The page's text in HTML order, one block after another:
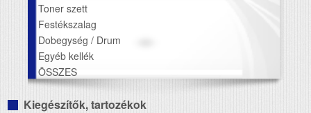
Toner szett
Festékszalag
Dobegység / Drum
Egyéb kellék
ÖSSZES
Kiegészítők, tartozékok